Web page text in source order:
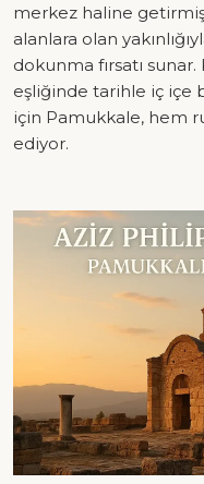
merkez haline
alanlara olan
dokunma fırsatı
eşliğinde tarihle iç içe
için Pamukkale, hem
ediyor.